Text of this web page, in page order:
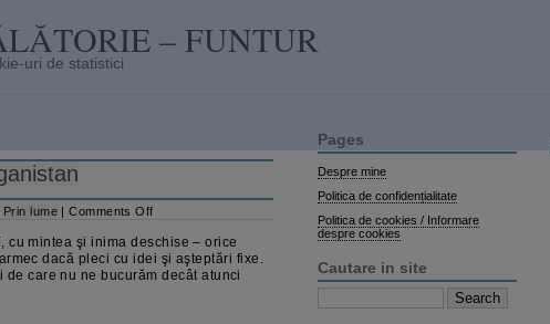
– FUNTUR
Prin lume |Comments Offon
în
câteva
cuvinte
cu mintea şi inima deschise – orice
dacă pleci cu idei şi aşteptări fixe.
care nu ne bucurăm decât atunci
Pages
Despre mine
Politica de confidențialitate
Politica de cookies / Informare
despre cookies
Cautare in site
Search
for: